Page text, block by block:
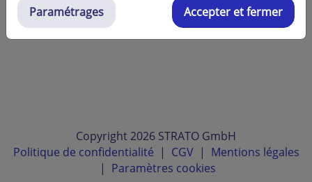
Copyright 2026 STRATO GmbH
Politique de confidentialité | CGV | Mentions légales
| Paramètres cookies
Paramétrages Accepter et fermer